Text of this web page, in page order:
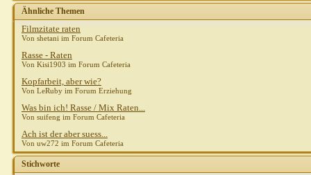
Ähnliche Themen
Filmzitate raten
Von shetani im Forum Cafeteria
Rasse - Raten
Von Kisi1903 im Forum Cafeteria
Kopfarbeit, aber wie?
Von LeRuby im Forum Erziehung
Was bin ich! Rasse / Mix Raten...
Von suifeng im Forum Cafeteria
Ach ist der aber suess...
Von uw272 im Forum Cafeteria
Stichworte